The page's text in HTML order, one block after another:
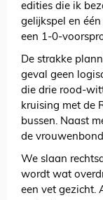
edities die ik
gelijkspel en
een 1-0-
De strakke
geval geen
die drie rood-
kruising met de
bussen. Naast
de
We slaan
wordt wat
een vet gezicht.